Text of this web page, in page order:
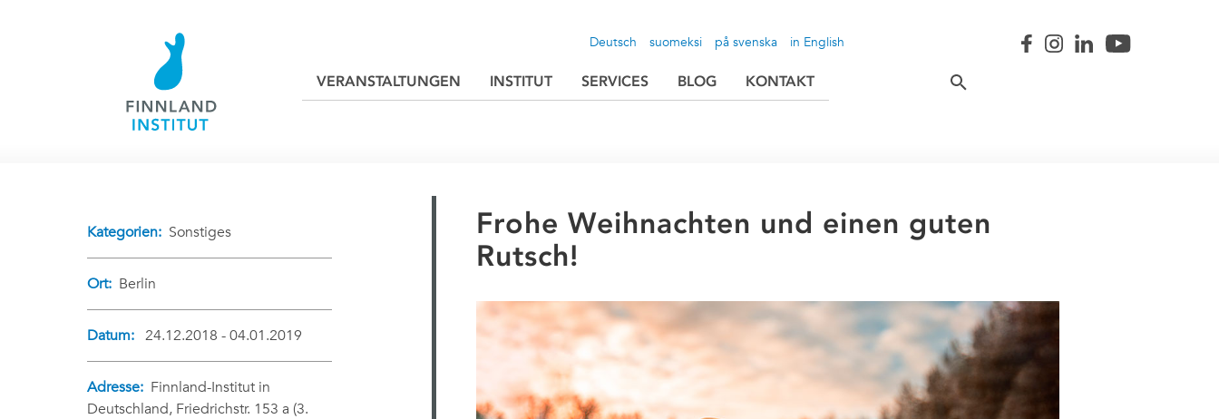
suomeksi
Deutsch på svenska in English
VERANSTALTUNGEN INSTITUT SERVICES BLOG KONTAKT
Kategorien: Sonstiges
Ort: Berlin
Datum: 24.12.2018 - 04.01.2019
Adresse: Finnland-Institut in
Deutschland, Friedrichstr. 153 a (3.
Frohe Weihnachten und einen guten
Rutsch!